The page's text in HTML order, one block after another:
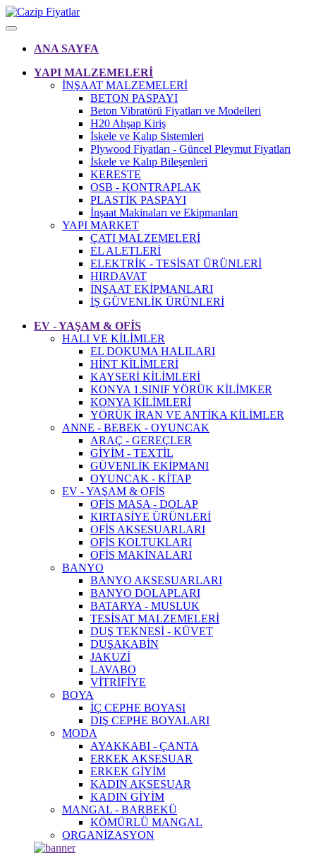
ANA SAYFA
YAPI MALZEMELERİ
İNŞAAT MALZEMELERİ
BETON PASPAYI
Beton Vibratörü Fiyatları ve Modelleri
H20 Ahşap Kiriş
İskele ve Kalıp Sistemleri
Plywood Fiyatları - Güncel Pleymut Fiyatları
İskele ve Kalıp Bileşenleri
KERESTE
OSB - KONTRAPLAK
PLASTİK PASPAYI
İnşaat Makinaları ve Ekipmanları
YAPI MARKET
ÇATI MALZEMELERİ
EL ALETLERİ
ELEKTRİK - TESİSAT ÜRÜNLERİ
HIRDAVAT
İNŞAAT EKİPMANLARI
İŞ GÜVENLİK ÜRÜNLERİ
EV - YAŞAM & OFİS
HALI VE KİLİMLER
EL DOKUMA HALILARI
HİNT KİLİMLERİ
KAYSERİ KİLİMLERİ
KONYA 1.SINIF YÖRÜK KİLİMKER
KONYA KİLİMLERİ
YÖRÜK İRAN VE ANTİKA KİLİMLER
ANNE - BEBEK - OYUNCAK
ARAÇ - GEREÇLER
GİYİM - TEXTİL
GÜVENLİK EKİPMANI
OYUNCAK - KİTAP
EV - YAŞAM & OFİS
OFİS MASA - DOLAP
KIRTASİYE ÜRÜNLERİ
OFİS AKSESUARLARI
OFİS KOLTUKLARI
OFİS MAKİNALARI
BANYO
BANYO AKSESUARLARI
BANYO DOLAPLARI
BATARYA - MUSLUK
TESİSAT MALZEMELERİ
DUŞ TEKNESİ - KÜVET
DUŞAKABİN
JAKUZİ
LAVABO
VİTRİFİYE
BOYA
İÇ CEPHE BOYASI
DIŞ CEPHE BOYALARI
MODA
AYAKKABI - ÇANTA
ERKEK AKSESUAR
ERKEK GİYİM
KADIN AKSESUAR
KADIN GİYİM
MANGAL - BARBEKÜ
KÖMÜRLÜ MANGAL
ORGANİZASYON